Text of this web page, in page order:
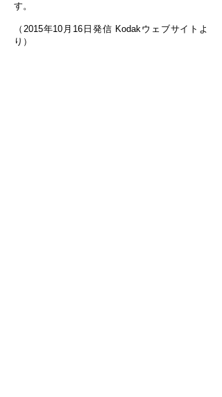
す。
（2015年10月16日発信 Kodakウェブサイトよ
り）